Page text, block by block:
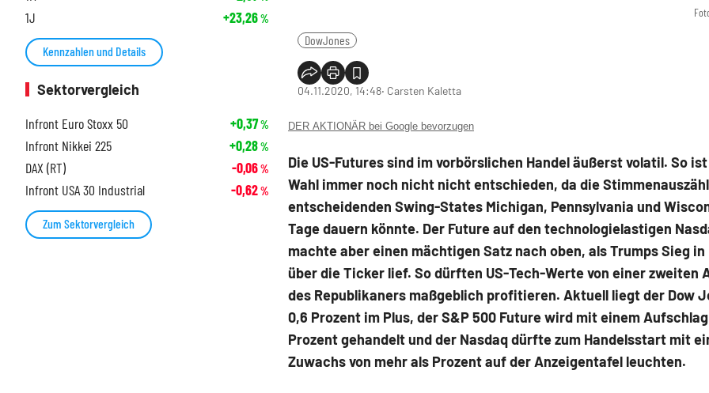
DowJones
04.11.2020, 14:48‧ Carsten Kaletta
DER AKTIONÄR bei Google bevorzugen
Die US-Futures sind im vorbörslichen Handel äußerst volatil. So
Wahl immer noch nicht nicht entschieden, da die
entscheidenden Swing-States Michigan, Pennsylvania und
Tage dauern könnte. Der Future auf den technologielastigen
machte aber einen mächtigen Satz nach oben, als Trumps Sieg in
über die Ticker lief. So dürften US-Tech-Werte von einer zweiten
des Republikaners maßgeblich profitieren. Aktuell liegt der Dow
0,6 Prozent im Plus, der S&P 500 Future wird mit einem Aufschlag
Prozent gehandelt und der Nasdaq dürfte zum Handelsstart mit
Zuwachs von mehr als Prozent auf der Anzeigentafel leuchten.
1J +23,26%
Kennzahlen und Details
Sektorvergleich
Infront Euro Stoxx 50
+0,37%
Infront Nikkei 225 +0,28%
DAX (RT) -0,06%
Infront USA 30 Industrial -0,62%
Zum Sektorvergleich